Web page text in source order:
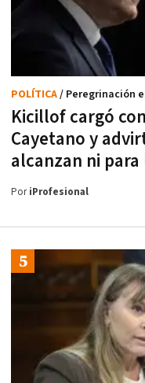
Kicillof cargó
Cayetano y
alcanzan ni para
POLÍTICA/ Peregrinación
PoriProfesional